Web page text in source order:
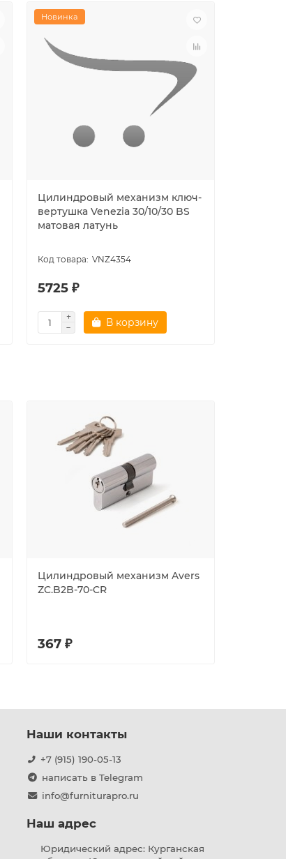
Новинка
Цилиндровый механизм ключ-
вертушка Venezia 30/10/30 BS
матовая латунь
VNZ4354
5725 ₽
В корзину
Цилиндровый механизм Avers
ZC.B2B-70-CR
367 ₽
Наши контакты
+7 (915) 190-05-13
написать в Telegram
info@furniturapro.ru
Наш адрес
Юридический адрес: Курганская